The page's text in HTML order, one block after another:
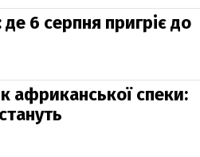
де 6 серпня пригріє до
африканської спеки: